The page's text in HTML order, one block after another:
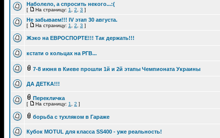
Наболело, а спросить некого...:(
[ На страницу: 1 2 3 ]
Не забываем!!! IV этап 30 августа.
[ На страницу: 1 2 3 ]
Жэко на ЕВРОСПОРТЕ!!! Так держать!!!
кстати о кольцах на РГВ...
7-8 июня в Киеве прошли 1й и 2й этапы Чемпионата Украины
ДА ДЕТКА!!!
Перекличка
[ На страницу: 1 2 ]
борьба с тухляком в Гараже
Кубок MOTUL для класса SS400 - уже реальность!